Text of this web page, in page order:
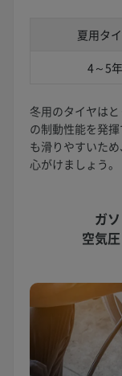
夏用タ
4～5年
冬用のタイヤは
の制動性能を発
も滑りやすいた
心がけましょう。
ガ
空気